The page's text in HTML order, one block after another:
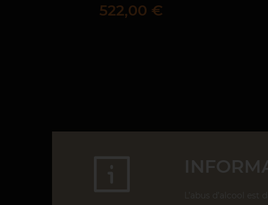
Prix
522,00 €